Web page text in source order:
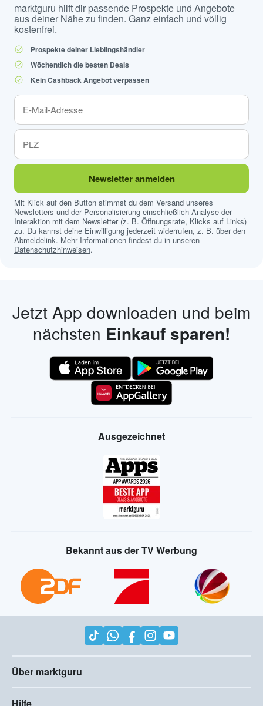
marktguru hilft dir passende Prospekte und Angebote
aus deiner Nähe zu finden. Ganz einfach und völlig
kostenfrei.
Prospekte deiner Lieblingshändler
Wöchentlich die besten Deals
Kein Cashback Angebot verpassen
Newsletter anmelden
Mit Klick auf den Button stimmst du dem Versand unseres
Newsletters und der Personalisierung einschließlich Analyse der
Interaktion mit dem Newsletter (z. B. Öffnungsrate, Klicks auf Links)
zu. Du kannst deine Einwilligung jederzeit widerrufen, z. B. über den
Abmeldelink. Mehr Informationen findest du in unseren
Datenschutzhinweisen.
Jetzt App downloaden und beim
nächsten Einkauf sparen!
Ausgezeichnet
Bekannt aus der TV Werbung
Über marktguru